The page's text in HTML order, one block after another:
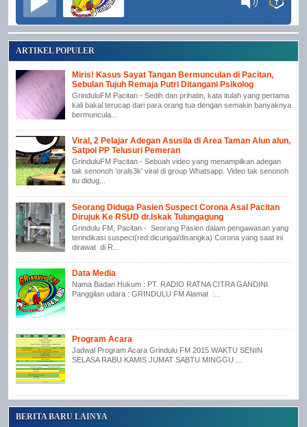
ARTIKEL POPULER
Miris! Kasus Sayat Tangan Bermunculan di Pacitan,
Sebulan Tujuh Remaja Putri Ditangani Psikolog
GrinduluFM Pacitan - Sedih dan prihatin, kata itulah yang pertama
kali bakal terucap dari para orang tua dengan semakin banyaknya
bermuncula...
Viral, 2 Pelajar Adegan Asusila di Area Taman Alun alun,
Satpol PP Telusuri Pemeran
GrinduluFM Pacitan - Sebuah video yang menampilkan adegan
tak senonoh 'orals3k' viral di group Whatsapp. Video tak senonoh
itu didug...
Seorang Diduga Pasien Suspect Corona Asal Pacitan
Dirujuk Ke RSUD dr.Iskak Tulungagung
Grindulu FM, Pacitan - Seorang Pasien dalam pengawasan yang
terindikasi suspect(red:dicurigai/disangka) Corona yang saat ini
dirawat di R...
Data Media
Nama Badan Hukum : PT. RADIO RATNA CITRA GANDINI
Panggilan udara : GRINDULU FM Alamat :...
Program Acara
Jadwal Program Acara Grindulu FM 2015 WAKTU SENIN
SELASA RABU KAMIS JUMAT SABTU MINGGU ...
BERITA BARU LAINYA